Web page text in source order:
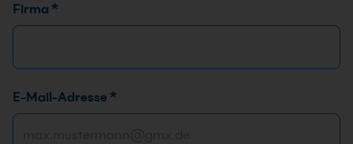
Firma *
E-Mail-Adresse *